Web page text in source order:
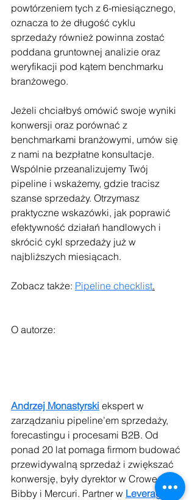
powtórzeniem tych z 6-miesiącznego,
oznacza to że długość cyklu
sprzedaży również powinna zostać
poddana gruntownej analizie oraz
weryfikacji pod kątem benchmarku
branżowego.
Jeżeli chciałbyś omówić swoje wyniki
konwersji oraz porównać z
benchmarkami branżowymi, umów się
z nami na bezpłatne konsultacje.
Wspólnie przeanalizujemy Twój
pipeline i wskażemy, gdzie tracisz
szanse sprzedaży. Otrzymasz
praktyczne wskazówki, jak poprawić
efektywność działań handlowych i
skrócić cykl sprzedaży już w
najbliższych miesiącach.
Zobacz także: Pipeline checklist.
O autorze:
Andrzej Monastyrski ekspert w
zarządzaniu pipeline’em sprzedaży,
forecastingu i procesami B2B. Od
ponad 20 lat pomaga firmom budować
przewidywalną sprzedaż i zwiększać
konwersję, były dyrektor w Crowe,
Bibby i Mercuri. Partner w Leverage